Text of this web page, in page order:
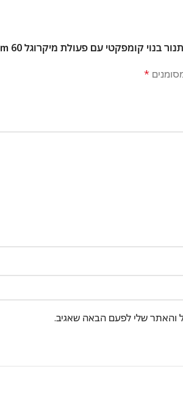
*
והאתר שלי לפעם הבאה שאגיב.